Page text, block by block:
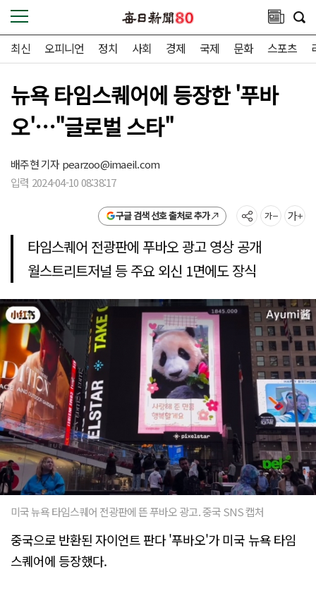
최신 오피니언 정치 사회 경제 국제 문화 스포츠
뉴욕 타임스퀘어에 등장한 '푸바
오'…"글로벌 스타"
배주현 기자pearzoo@imaeil.com
입력 2024-04-10 08:38:17
구글 검색 선호 출처로 추가
타임스퀘어 전광판에 푸바오 광고 영상 공개
월스트리트저널 등 주요 외신 1면에도 장식
미국 뉴욕 타임스퀘어 전광판에 뜬 푸바오 광고. 중국 SNS 캡처
중국으로 반환된 자이언트 판다 '푸바오'가 미국 뉴욕 타임
스퀘어에 등장했다.